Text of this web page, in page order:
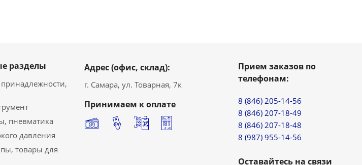
разделы
пневматика
давления
товары для
Адрес (офис, склад):
г. Самара, ул. Товарная, 7к
Принимаем к оплате
Прием заказов по
телефонам:
8 (846) 205-14-56
8 (846) 207-18-49
8 (846) 207-18-48
8 (987) 955-14-56
Оставайтесь на связи